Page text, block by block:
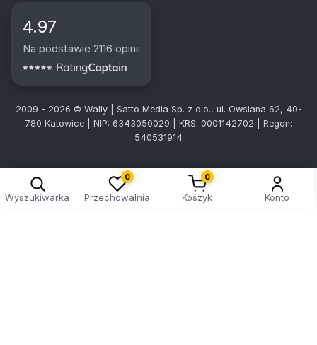
4.97
Na podstawie 2116 opinii
2009 - 2026 © Wally | Satto Media Sp. z o.o., ul. Owsiana 62, 40-
780 Katowice | NIP: 6343050029 | KRS: 0001142702 | Regon:
540531914
Wyszukiwarka
0
Przechowalnia
0
Koszyk Konto